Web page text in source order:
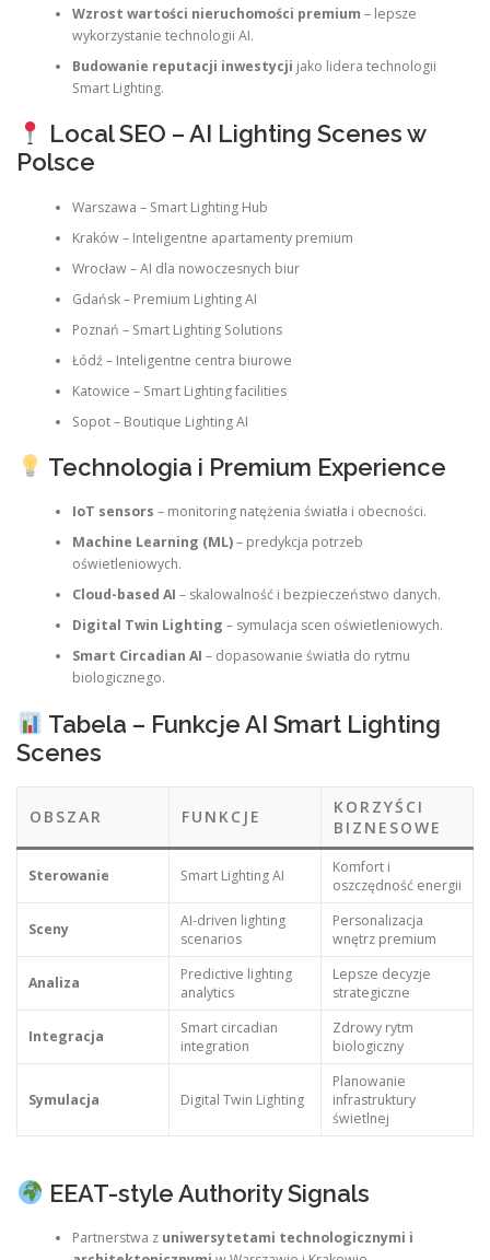
Wzrost wartości nieruchomości premium – lepsze
wykorzystanie technologii AI.
Budowanie reputacji inwestycji jako lidera technologii
Smart Lighting.
Local SEO – AI Lighting Scenes w
Polsce
Warszawa – Smart Lighting Hub
Kraków – Inteligentne apartamenty premium
Wrocław – AI dla nowoczesnych biur
Gdańsk – Premium Lighting AI
Poznań – Smart Lighting Solutions
Łódź – Inteligentne centra biurowe
Katowice – Smart Lighting facilities
Sopot – Boutique Lighting AI
Technologia i Premium Experience
IoT sensors – monitoring natężenia światła i obecności.
Machine Learning (ML)– predykcja potrzeb
oświetleniowych.
Cloud-based AI – skalowalność i bezpieczeństwo danych.
Digital Twin Lighting – symulacja scen oświetleniowych.
Smart Circadian AI – dopasowanie światła do rytmu
biologicznego.
Tabela – Funkcje AI Smart Lighting
Scenes
OBSZAR FUNKCJE
KORZYŚCI
BIZNESOWE
Sterowanie Smart Lighting AI
Komfort i
oszczędność energii
Sceny
AI-driven lighting
scenarios
Personalizacja
wnętrz premium
Analiza
Predictive lighting
analytics
Lepsze decyzje
strategiczne
Integracja
Smart circadian
integration
Zdrowy rytm
biologiczny
Symulacja Digital Twin Lighting
Planowanie
infrastruktury
świetlnej
EEAT-style Authority Signals
Partnerstwa z uniwersytetami technologicznymi i